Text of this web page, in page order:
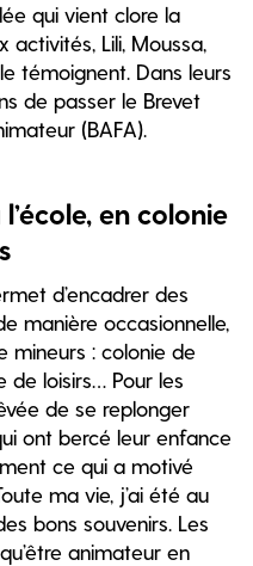
qui vient clore la
activités, Lili, Moussa,
témoignent. Dans leurs
de passer le Brevet
(BAFA).
en colonie
d’encadrer des
manière occasionnelle,
mineurs : colonie de
de loisirs… Pour les
de se replonger
ont bercé leur enfance
ce qui a motivé
ma vie, j’ai été au
bons souvenirs. Les
animateur en